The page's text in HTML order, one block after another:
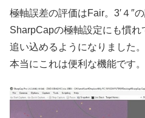
極軸誤差の評価はFair。3′４″の
SharpCapの極軸設定にも慣
追い込めるようになりました。
本当にこれは便利な機能です。